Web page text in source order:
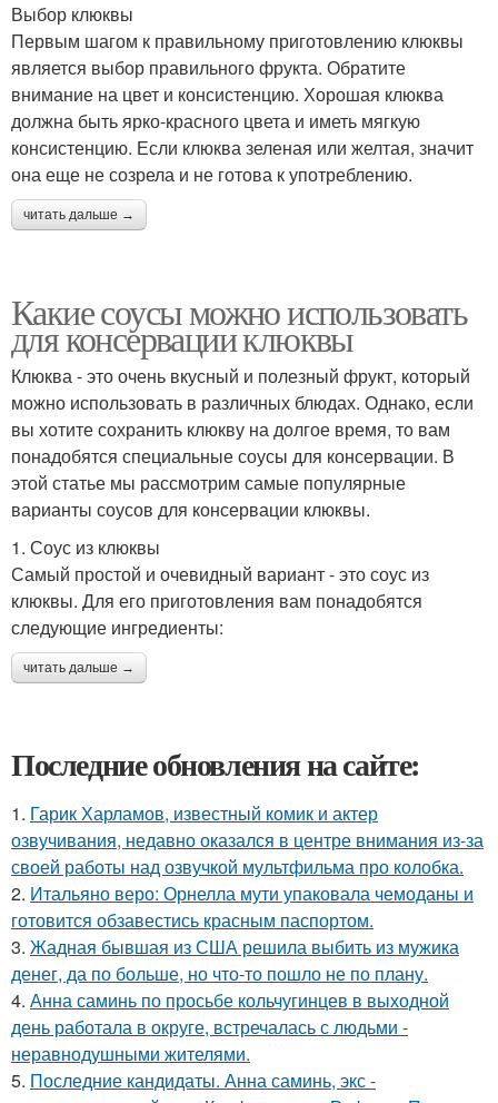
Выбор клюквы
Первым шагом к правильному приготовлению клюквы
является выбор правильного фрукта. Обратите
внимание на цвет и консистенцию. Хорошая клюква
должна быть ярко-красного цвета и иметь мягкую
консистенцию. Если клюква зеленая или желтая, значит
она еще не созрела и не готова к употреблению.
читать дальше →
Какие соусы можно использовать
для консервации клюквы
Клюква - это очень вкусный и полезный фрукт, который
можно использовать в различных блюдах. Однако, если
вы хотите сохранить клюкву на долгое время, то вам
понадобятся специальные соусы для консервации. В
этой статье мы рассмотрим самые популярные
варианты соусов для консервации клюквы.
1. Соус из клюквы
Самый простой и очевидный вариант - это соус из
клюквы. Для его приготовления вам понадобятся
следующие ингредиенты:
читать дальше →
Последние обновления на сайте:
1. Гарик Харламов, известный комик и актер
озвучивания, недавно оказался в центре внимания из-за
своей работы над озвучкой мультфильма про колобка.
2. Итальяно веро: Орнелла мути упаковала чемоданы и
готовится обзавестись красным паспортом.
3. Жадная бывшая из США решила выбить из мужика
денег, да по больше, но что-то пошло не по плану.
4. Анна саминь по просьбе кольчугинцев в выходной
день работала в округе, встречалась с людьми -
неравнодушными жителями.
5. Последние кандидаты. Анна саминь, экс -